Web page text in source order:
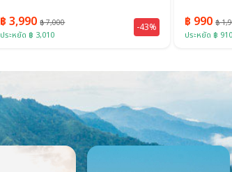
฿ 3,990฿ 7,000
ประหยัด ฿ 3,010
-43% ฿ 990฿
ประหยัด ฿ 910